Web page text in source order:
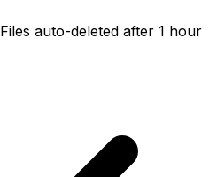
Files auto-deleted after 1 hour